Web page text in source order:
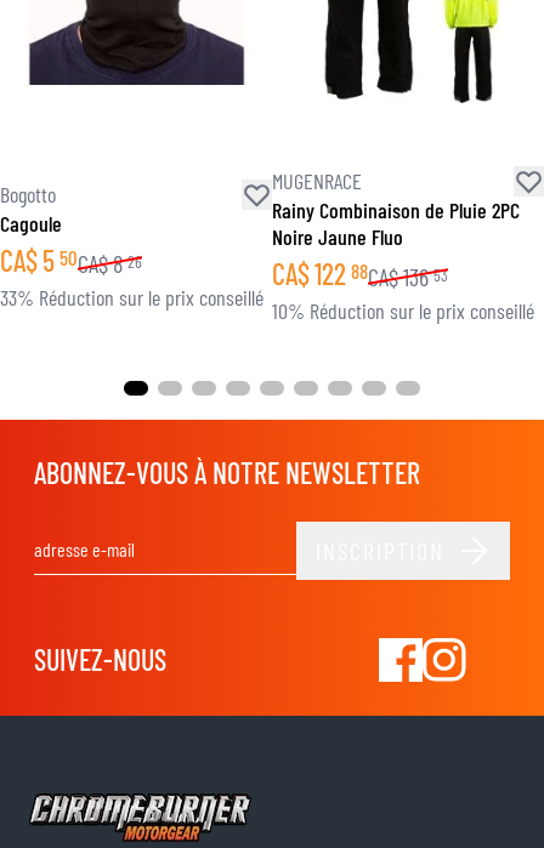
Bogotto
Cagoule
CA$5 50CA$8 26
33% Réduction sur le prix conseillé
MUGENRACE
Rainy Combinaison de Pluie 2PC
Noire Jaune Fluo
CA$122 88CA$136 53
10% Réduction sur le prix conseillé
ABONNEZ-VOUS À NOTRE NEWSLETTER
SUIVEZ-NOUS